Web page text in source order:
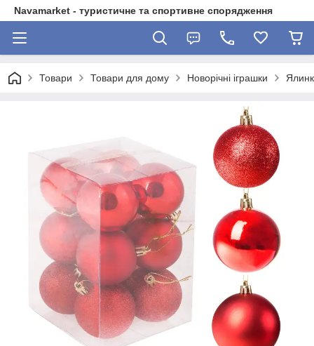
Navamarket - туристичне та спортивне спорядження
Товари Товари для дому Новорічні іграшки